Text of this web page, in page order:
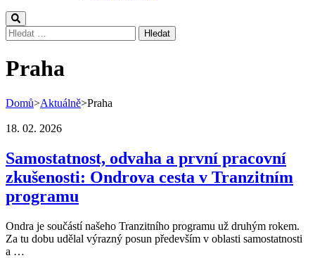
Vyhledávání
Praha
Domů>Aktuálně>Praha
18. 02. 2026
Samostatnost, odvaha a první pracovní
zkušenosti: Ondrova cesta v Tranzitním
programu
Ondra je součástí našeho Tranzitního programu už druhým rokem.
Za tu dobu udělal výrazný posun především v oblasti samostatnosti
a …